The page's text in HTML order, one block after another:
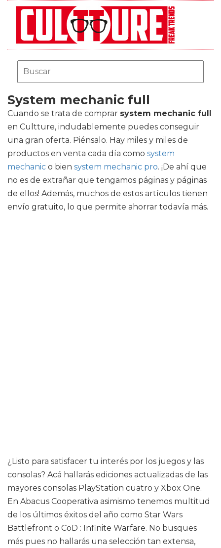
System mechanic full
Cuando se trata de comprar system mechanic full
en Cultture, indudablemente puedes conseguir
una gran oferta. Piénsalo. Hay miles y miles de
productos en venta cada día como system
mechanic o bien system mechanic pro. ¡De ahí que
no es de extrañar que tengamos páginas y páginas
de ellos! Además, muchos de estos artículos tienen
envío gratuito, lo que permite ahorrar todavía más.
¿Listo para satisfacer tu interés por los juegos y las
consolas? Acá hallarás ediciones actualizadas de las
mayores consolas PlayStation cuatro y Xbox One.
En Abacus Cooperativa asimismo tenemos multitud
de los últimos éxitos del año como Star Wars
Battlefront o CoD : Infinite Warfare. No busques
más pues no hallarás una selección tan extensa,